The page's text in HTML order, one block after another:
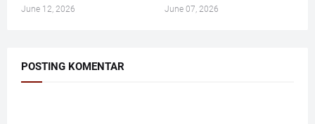
June 12, 2026 June 07, 2026
POSTING KOMENTAR